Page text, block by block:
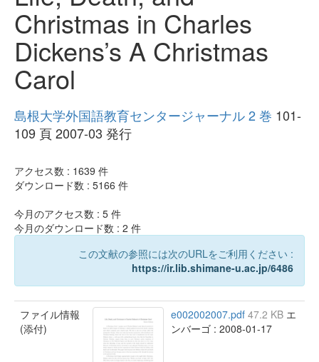
Christmas in Charles
Dickens’s A Christmas
Carol
島根大学外国語教育センタージャーナル 2 巻 101-
109 頁 2007-03 発行
アクセス数 : 1639 件
ダウンロード数 : 5166 件
今月のアクセス数 : 5 件
今月のダウンロード数 : 2 件
この文献の参照には次のURLをご利用ください :
https://ir.lib.shimane-u.ac.jp/6486
ファイル情報
(添付)
e002002007.pdf 47.2 KB エ
ンバーゴ : 2008-01-17